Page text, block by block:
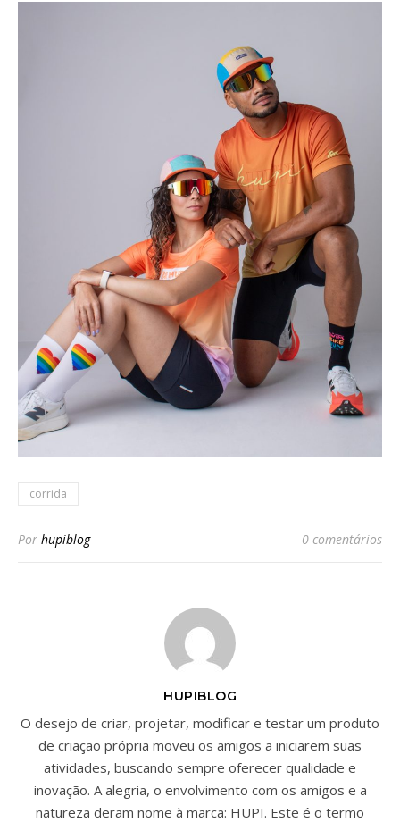
corrida
Por hupiblog 0 comentários
HUPIBLOG
O desejo de criar, projetar, modificar e testar um produto
de criação própria moveu os amigos a iniciarem suas
atividades, buscando sempre oferecer qualidade e
inovação. A alegria, o envolvimento com os amigos e a
natureza deram nome à marca: HUPI. Este é o termo